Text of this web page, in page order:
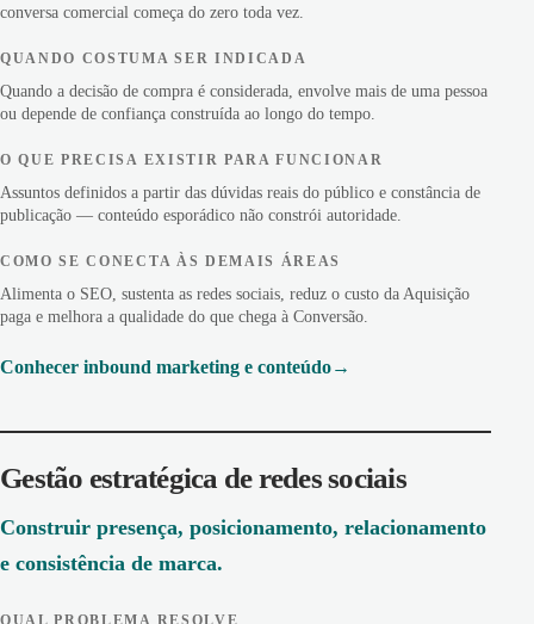
conversa comercial começa do zero toda vez.
QUANDO COSTUMA SER INDICADA
Quando a decisão de compra é considerada, envolve mais de uma pessoa
ou depende de confiança construída ao longo do tempo.
O QUE PRECISA EXISTIR PARA FUNCIONAR
Assuntos definidos a partir das dúvidas reais do público e constância de
publicação — conteúdo esporádico não constrói autoridade.
COMO SE CONECTA ÀS DEMAIS ÁREAS
Alimenta o SEO, sustenta as redes sociais, reduz o custo da Aquisição
paga e melhora a qualidade do que chega à Conversão.
Conhecer inbound marketing e conteúdo
Gestão estratégica de redes sociais
Construir presença, posicionamento, relacionamento
e consistência de marca.
QUAL PROBLEMA RESOLVE